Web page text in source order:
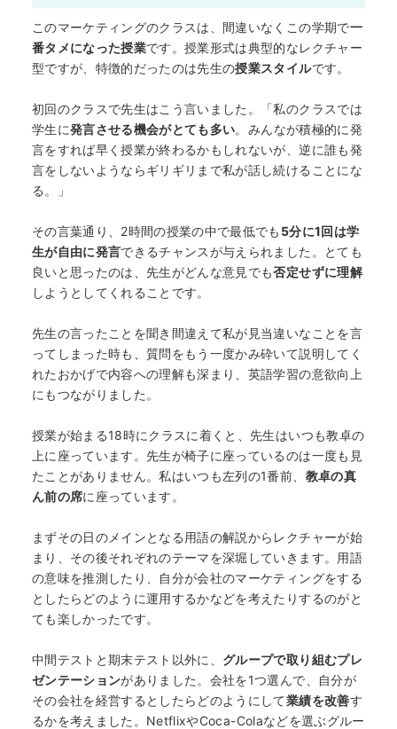
何から始める？
ブログ
おすすめ特集
EVENTS
このマーケティングのクラスは、間違いなくこの学期で一
番タメになった授業です。授業形式は典型的なレクチャー
型ですが、特徴的だったのは先生の授業スタイルです。
初回のクラスで先生はこう言いました。「私のクラスでは
学生に発言させる機会がとても多い。みんなが積極的に発
言をすれば早く授業が終わるかもしれないが、逆に誰も発
言をしないようならギリギリまで私が話し続けることにな
る。」
その言葉通り、2時間の授業の中で最低でも 5分に1回は学
生が自由に発言できるチャンスが与えられました。とても
良いと思ったのは、先生がどんな意見でも否定せずに理解
しようとしてくれることです。
先生の言ったことを聞き間違えて私が見当違いなことを言
ってしまった時も、質問をもう一度かみ砕いて説明してく
れたおかげで内容への理解も深まり、英語学習の意欲向上
にもつながりました。
授業が始まる18時にクラスに着くと、先生はいつも教卓の
上に座っています。先生が椅子に座っているのは一度も見
たことがありません。私はいつも左列の1番前、 教卓の真
ん前の席に座っています。
まずその日のメインとなる用語の解説からレクチャーが始
まり、その後それぞれのテーマを深堀していきます。用語
の意味を推測したり、自分が会社のマーケティングをする
としたらどのように運用するかなどを考えたりするのがと
ても楽しかったです。
中間テストと期末テスト以外に、 グループで取り組むプレ
ゼンテーションがありました。会社を1つ選んで、自分が
その会社を経営するとしたらどのようにして業績を改善す
るかを考えました。NetflixやCoca-Colaなどを選ぶグルー